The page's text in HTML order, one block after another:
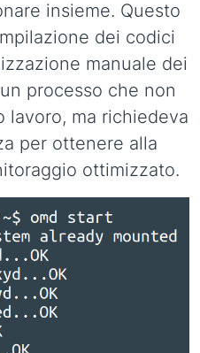
insieme. Questo
dei codici
manuale dei
processo che non
lavoro, ma richiedeva
per ottenere alla
ottimizzato.